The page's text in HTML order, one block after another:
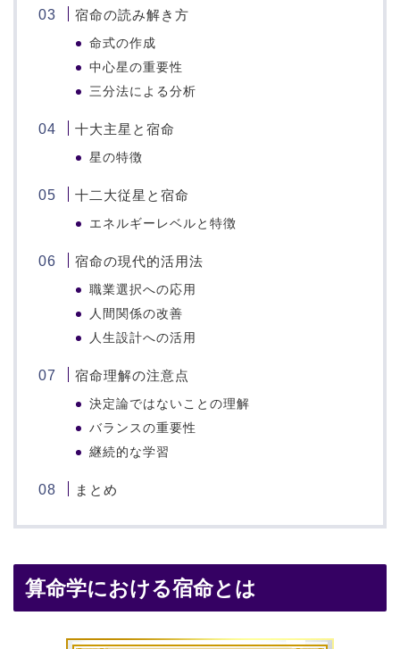
宿命の読み解き方
命式の作成
中心星の重要性
三分法による分析
十大主星と宿命
星の特徴
十二大従星と宿命
エネルギーレベルと特徴
宿命の現代的活用法
職業選択への応用
人間関係の改善
人生設計への活用
宿命理解の注意点
決定論ではないことの理解
バランスの重要性
継続的な学習
まとめ
算命学における宿命とは